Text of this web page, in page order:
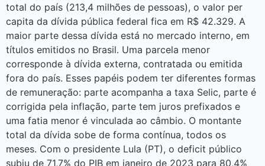
total do país (213,4 milhões de pessoas), o valor per
capita da dívida pública federal fica em R$ 42.329. A
maior parte dessa dívida está no mercado interno, em
títulos emitidos no Brasil. Uma parcela menor
corresponde à dívida externa, contratada ou emitida
fora do país. Esses papéis podem ter diferentes formas
de remuneração: parte acompanha a taxa Selic, parte é
corrigida pela inflação, parte tem juros prefixados e
uma fatia menor é vinculada ao câmbio. O montante
total da dívida sobe de forma contínua, todos os
meses. Com o presidente Lula (PT), o deficit público
subiu de 71,7% do PIB em janeiro de 2023 para 80,4%